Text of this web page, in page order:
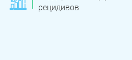
рецидивов